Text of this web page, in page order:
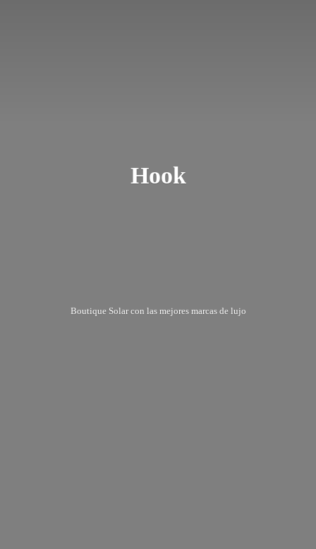
Hook
Boutique Solar con las mejores marcas de lujo